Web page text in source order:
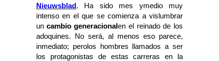
Nieuwsblad . Ha sido mes ymedio muy
intenso en el que se comienza a vislumbrar
un cambio generacionalen el reinado de los
adoquines. No será, al menos eso parece,
inmediato; perolos hombres llamados a ser
los protagonistas de estas carreras en la